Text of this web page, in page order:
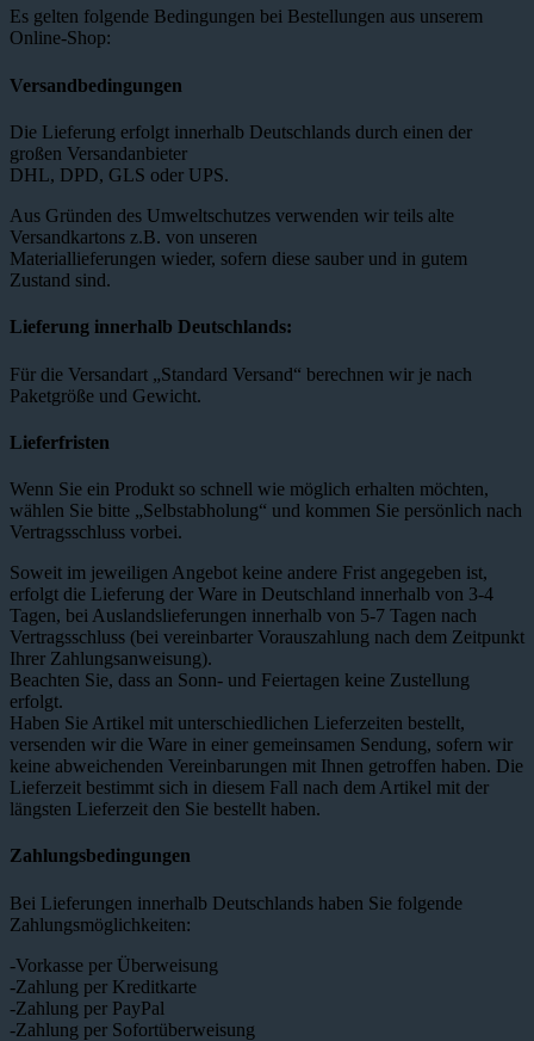
Es gelten folgende Bedingungen bei Bestellungen aus unserem
Online-Shop:
Versandbedingungen
Die Lieferung erfolgt innerhalb Deutschlands durch einen der
großen Versandanbieter
DHL, DPD, GLS oder UPS.
Aus Gründen des Umweltschutzes verwenden wir teils alte
Versandkartons z.B. von unseren
Materiallieferungen wieder, sofern diese sauber und in gutem
Zustand sind.
Lieferung innerhalb Deutschlands:
Für die Versandart „Standard Versand“ berechnen wir je nach
Paketgröße und Gewicht.
Lieferfristen
Wenn Sie ein Produkt so schnell wie möglich erhalten möchten,
wählen Sie bitte „Selbstabholung“ und kommen Sie persönlich nach
Vertragsschluss vorbei.
Soweit im jeweiligen Angebot keine andere Frist angegeben ist,
erfolgt die Lieferung der Ware in Deutschland innerhalb von 3-4
Tagen, bei Auslandslieferungen innerhalb von 5-7 Tagen nach
Vertragsschluss (bei vereinbarter Vorauszahlung nach dem Zeitpunkt
Ihrer Zahlungsanweisung).
Beachten Sie, dass an Sonn- und Feiertagen keine Zustellung
erfolgt.
Haben Sie Artikel mit unterschiedlichen Lieferzeiten bestellt,
versenden wir die Ware in einer gemeinsamen Sendung, sofern wir
keine abweichenden Vereinbarungen mit Ihnen getroffen haben. Die
Lieferzeit bestimmt sich in diesem Fall nach dem Artikel mit der
längsten Lieferzeit den Sie bestellt haben.
Zahlungsbedingungen
Bei Lieferungen innerhalb Deutschlands haben Sie folgende
Zahlungsmöglichkeiten:
-Vorkasse per Überweisung
-Zahlung per Kreditkarte
-Zahlung per PayPal
-Zahlung per Sofortüberweisung